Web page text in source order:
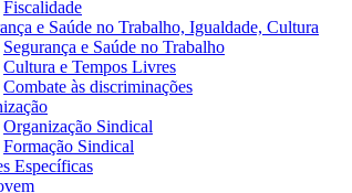
Fiscalidade
e Saúde no Trabalho, Igualdade, Cultura
Segurança e Saúde no Trabalho
Cultura e Tempos Livres
Combate às discriminações
Organização Sindical
Formação Sindical
Específicas